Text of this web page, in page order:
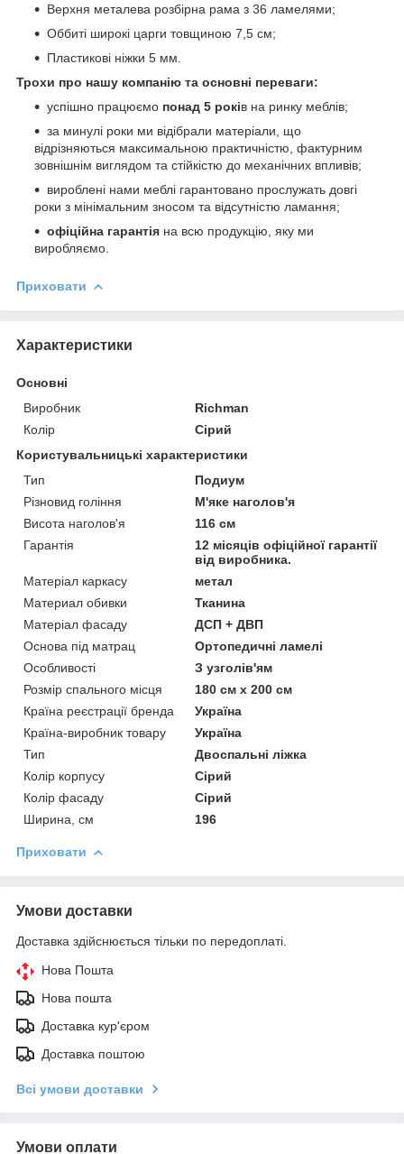
Верхня металева розбірна рама з 36 ламелями;
Оббиті широкі царги товщиною 7,5 см;
Пластикові ніжки 5 мм.
Трохи про нашу компанію та основні переваги:
успішно працюємо понад 5 років на ринку меблів;
за минулі роки ми відібрали матеріали, що
відрізняються максимальною практичністю, фактурним
зовнішнім виглядом та стійкістю до механічних впливів;
вироблені нами меблі гарантовано прослужать довгі
роки з мінімальним зносом та відсутністю ламання;
офіційна гарантія на всю продукцію, яку ми
виробляємо.
Приховати
Характеристики
Основні
Виробник
Richman
Колір
Сірий
Користувальницькі характеристики
Тип
Подиум
Різновид гоління
М'яке наголов'я
Висота наголов'я
116 см
Гарантія
12 місяців офіційної гарантії
від виробника.
Матеріал каркасу
метал
Материал обивки
Тканина
Матеріал фасаду
ДСП + ДВП
Основа під матрац
Ортопедичні ламелі
Особливості
З узголів'ям
Розмір спального місця
180 см х 200 см
Країна реєстрації бренда
Україна
Країна-виробник товару
Україна
Тип
Двоспальні ліжка
Колір корпусу
Сірий
Колір фасаду
Сірий
Ширина, см
196
Приховати
Умови доставки
Доставка здійснюється тільки по передоплаті.
Нова Пошта
Нова пошта
Доставка кур'єром
Доставка поштою
Всі умови доставки
Умови оплати